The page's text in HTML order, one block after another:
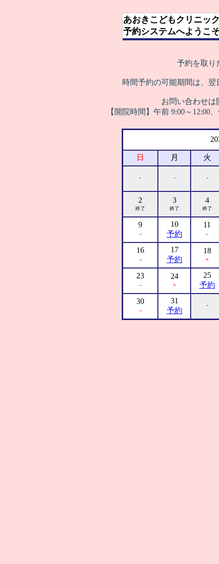
あおきこどもクリニッ
予約システムへようこ
予約を取り
時間予約の可能期間は、
お問い合わせは
【開院時間】午前 9:00～12:00
日 月 火
・ ・ ・
2
終了
3
終了
4
終了
9
－
10
予約
11
－
16
－
17
予約
18
×
23
－
24
×
25
予約
30
－
31
予約
・